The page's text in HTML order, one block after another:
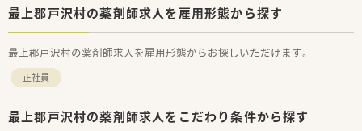
最上郡戸沢村の薬剤師求人を雇用形態から探す
最上郡戸沢村の薬剤師求人を雇用形態からお探しいただけます。
正社員
最上郡戸沢村の薬剤師求人をこだわり条件から探す